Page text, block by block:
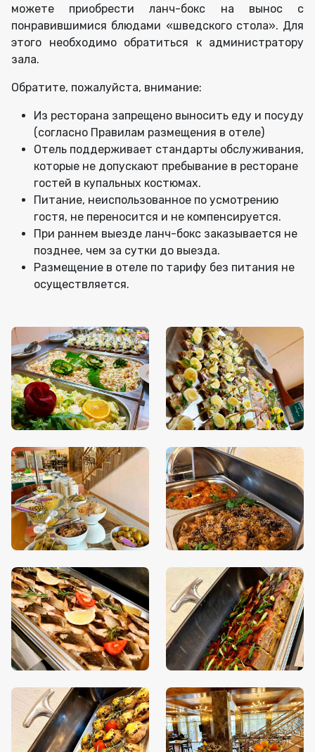
можете приобрести ланч-бокс на вынос с
понравившимися блюдами «шведского стола». Для
этого необходимо обратиться к администратору
зала.
Обратите, пожалуйста, внимание:
Из ресторана запрещено выносить еду и посуду
(согласно Правилам размещения в отеле)
Отель поддерживает стандарты обслуживания,
которые не допускают пребывание в ресторане
гостей в купальных костюмах.
Питание, неиспользованное по усмотрению
гостя, не переносится и не компенсируется.
При раннем выезде ланч-бокс заказывается не
позднее, чем за сутки до выезда.
Размещение в отеле по тарифу без питания не
осуществляется.